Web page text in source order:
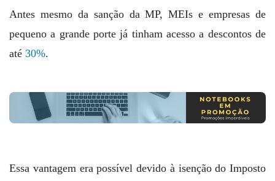
Antes mesmo da sanção da MP, MEIs e empresas de
pequeno a grande porte já tinham acesso a descontos de
até 30%.
Essa vantagem era possível devido à isenção do Imposto